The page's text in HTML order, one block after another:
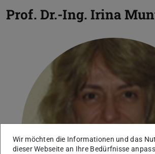
Prof. Dr.-Ing. Irina
Wir möchten die Informationen und das
dieser Webseite an Ihre Bedürfnisse